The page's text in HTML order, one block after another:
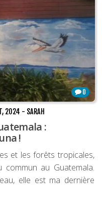
0
2024 - SARAH
:
!
et les forêts tropicales,
au Guatemala.
elle est ma dernière